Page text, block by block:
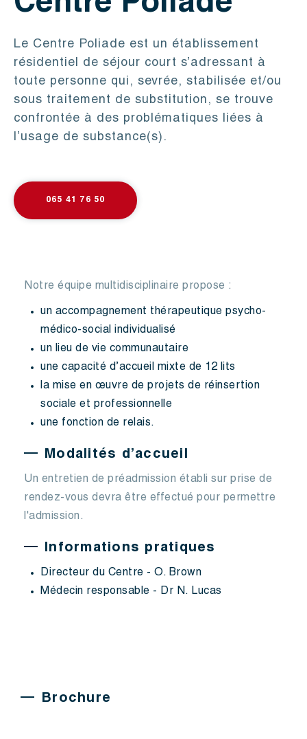
Le Centre Poliade est un établissement
résidentiel de séjour court s’adressant à
toute personne qui, sevrée, stabilisée et/ou
sous traitement de substitution, se trouve
confrontée à des problématiques liées à
l’usage de substance(s).
065 41 76 50
Notre équipe multidisciplinaire propose :
un accompagnement thérapeutique psycho-
médico-social individualisé
un lieu de vie communautaire
une capacité d’accueil mixte de 12 lits
la mise en œuvre de projets de réinsertion
sociale et professionnelle
une fonction de relais.
Modalités d’accueil
Un entretien de préadmission établi sur prise de
rendez-vous devra être effectué pour permettre
l'admission.
Informations pratiques
Directeur du Centre - O. Brown
Médecin responsable - Dr N. Lucas
Brochure